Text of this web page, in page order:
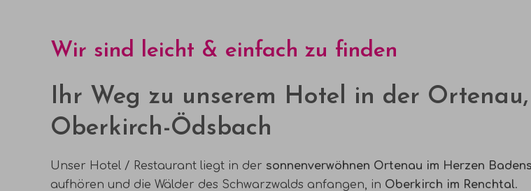
Wir sind leicht & einfach zu finden
Ihr Weg zu unserem Hotel in der
Oberkirch-Ödsbach
Unser Hotel / Restaurant liegt in der sonnenverwöhnen Ortenau im Herzen Badens
aufhören und die Wälder des Schwarzwalds anfangen, in Oberkirch im Renchtal.